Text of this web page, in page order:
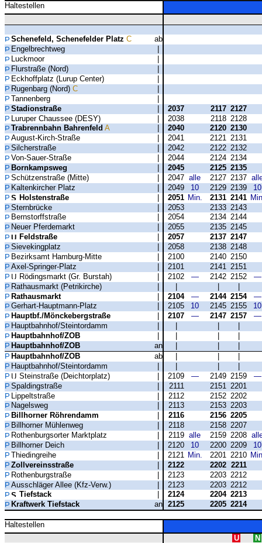
Haltestellen
Schenefeld, Schenefelder Platz C
ab
Engelbrechtweg
Luckmoor
Flurstraße (Nord)
Eckhoffplatz (Lurup Center)
Rugenbarg (Nord)C
Tannenberg
Stadionstraße
| 2037 2117 2127
Luruper Chaussee (DESY)
| 2038 2118 2128
Trabrennbahn Bahrenfeld A 2040 2120 2130
August-Kirch-Straße
2041 2121 2131
Silcherstraße
2042 2122 2132
Von-Sauer-Straße
2044 2124 2134
Bornkampsweg
2045 2125 2135
Schützenstraße (Mitte)
2047 alle 2127 2137
Kaltenkircher Platz
2049 10 2129 2139
10
Holstenstraße
| 2051 Min. 2131 2141
Sternbrücke
| 2053 2133 2143
Bernstorffstraße
2054 2134 2144
Neuer Pferdemarkt
2055 2135 2145
Feldstraße
2057 2137 2147
Sievekingplatz
2058 2138 2148
Bezirksamt Hamburg-Mitte
2100 2140 2150
Axel-Springer-Platz
2101 2141
2151
Rödingsmarkt (Gr. Burstah)
2102 — 2142 2152
—
Rathausmarkt (Petrikirche)
| | |
|
Rathausmarkt
| 2104 — 2144 2154
—
Gerhart-Hauptmann-Platz
2105 10 2145 2155
10
Hauptbf./Mönckebergstraße
2107 — 2147 2157
—
Hauptbahnhof/Steintordamm
Hauptbahnhof/ZOB
Hauptbahnhof/ZOB
an
Hauptbahnhof/ZOB
ab
Hauptbahnhof/Steintordamm
Steinstraße (Deichtorplatz)
| 2109 — 2149 2159
—
Spaldingstraße
| 2111 2151
2201
Lippeltstraße
| 2112 2152 2202
Nagelsweg
2113 2153 2203
Billhorner Röhrendamm
2116 2156 2205
Billhorner Mühlenweg
2118 2158 2207
Rothenburgsorter Marktplatz
2119 alle 2159 2208
Billhorner Deich
2120 10 2200 2209
10
Thiedingreihe
2121 Min. 2201 2210
Zollvereinsstraße
| 2122 2202 2211
Rothenburgstraße
| 2123 2203 2212
Ausschläger Allee (Kfz-Verw.)
| 2123 2203 2212
Tiefstack
2124 2204 2213
Kraftwerk Tiefstack
an 2125 2205 2214
Haltestellen
U
N